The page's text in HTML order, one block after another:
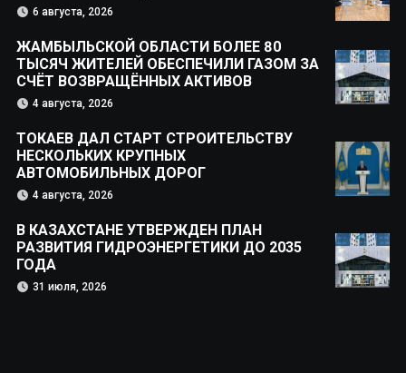
6 августа, 2026
ЖАМБЫЛЬСКОЙ ОБЛАСТИ БОЛЕЕ 80
ТЫСЯЧ ЖИТЕЛЕЙ ОБЕСПЕЧИЛИ ГАЗОМ ЗА
СЧЁТ ВОЗВРАЩЁННЫХ АКТИВОВ
4 августа, 2026
ТОКАЕВ ДАЛ СТАРТ СТРОИТЕЛЬСТВУ
НЕСКОЛЬКИХ КРУПНЫХ
АВТОМОБИЛЬНЫХ ДОРОГ
4 августа, 2026
В КАЗАХСТАНЕ УТВЕРЖДЕН ПЛАН
РАЗВИТИЯ ГИДРОЭНЕРГЕТИКИ ДО 2035
ГОДА
31 июля, 2026